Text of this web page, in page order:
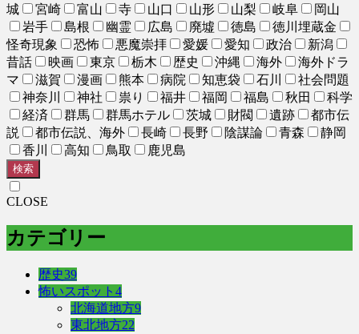
城
宮崎 富山 寺 山口 山形 山梨 岐阜
岡山
岩手
島根 幽霊 広島 廃墟 徳島
徳川埋蔵金
怪奇現象
恐怖 悪魔崇拝 愛媛 愛知 政治
新潟
昔話
映画 東京 栃木 歴史 沖縄 海外
海外ドラ
マ
滋賀 漫画 熊本 病院 知恵袋 石川
社会問題
神奈川
神社 祟り 福井 福岡 福島 秋田
科学
経済
群馬 群馬ホテル 茨城 財閥 遺跡
都市伝
説
都市伝説、海外 長崎 長野 陰謀論 青森
静岡
香川
高知 鳥取 鹿児島
検索
CLOSE
カテゴリー
歴史39
怖いスポット 4
北海道地方9
東北地方22